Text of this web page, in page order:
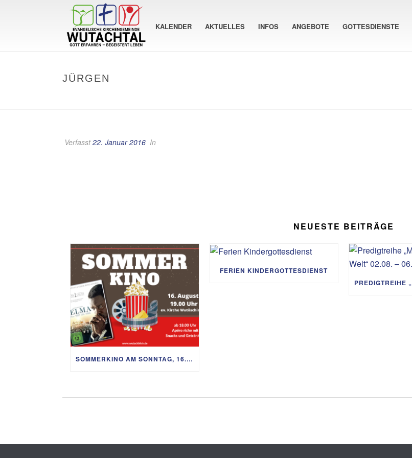
KALENDER AKTUELLES INFOS ANGEBOTE GOTTESDIENSTE
JÜRGEN
Verfasst22. Januar 2016 In
NEUESTE BEITRÄGE
SOMMERKINO AM SONNTAG, 16. AUGUST
FERIEN KINDERGOTTESDIENST